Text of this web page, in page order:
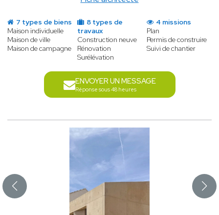
7 types de biens
Maison individuelle
Maison de ville
Maison de campagne
8 types de
travaux
Construction neuve
Rénovation
Surélévation
4 missions
Plan
Permis de construire
Suivi de chantier
ENVOYER UN MESSAGE
Réponse sous 48 heures